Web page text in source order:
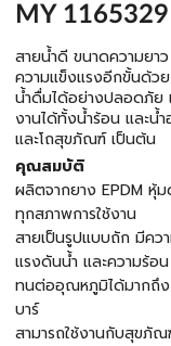
MY
สายน้ำดี ขนาดความยา
ความแข็งแรงอีกขั้นด้วย
น้ำดื่มได้อย่างปลอดภัย
งานได้ทั้งน้ำร้อน และ
และโถสุขภัณฑ์ เป็นต้น
คุณสมบัติ
ผลิตจากยาง EPDM หุ้
ทุกสภาพการใช้งาน
สายเป็นรูปแบบถัก มีคว
แรงดันน้ำ และความร้อน
ทนต่ออุณหภูมิได้มากถึง
บาร์
สามารถใช้งานกับสุขภั